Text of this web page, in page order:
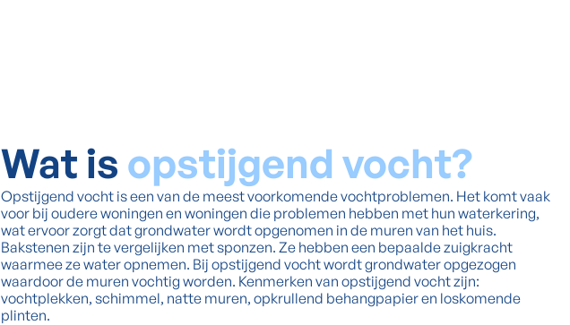
Wat is opstijgend vocht?
Opstijgend vocht is een van de meest voorkomende vochtproblemen. Het komt vaak
voor bij oudere woningen en woningen die problemen hebben met hun waterkering,
wat ervoor zorgt dat grondwater wordt opgenomen in de muren van het huis.
Bakstenen zijn te vergelijken met sponzen. Ze hebben een bepaalde zuigkracht
waarmee ze water opnemen. Bij opstijgend vocht wordt grondwater opgezogen
waardoor de muren vochtig worden. Kenmerken van opstijgend vocht zijn:
vochtplekken, schimmel, natte muren, opkrullend behangpapier en loskomende
plinten.